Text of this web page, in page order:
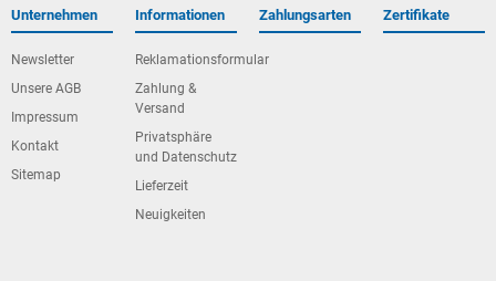
Unternehmen
Newsletter
Unsere AGB
Impressum
Kontakt
Sitemap
Informationen
Reklamationsformular
Zahlung &
Versand
Privatsphäre
und Datenschutz
Lieferzeit
Neuigkeiten
Zahlungsarten Zertifikate